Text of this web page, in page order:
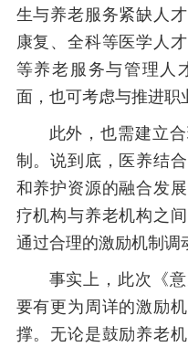
生与养老服务紧缺人
康复、全科等医学人
等养老服务与管理人
面，也可考虑与推进职
此外，也需建立
制。说到底，医养结
和养护资源的融合发
疗机构与养老机构之
通过合理的激励机制调
事实上，此次《
要有更为周详的激励
撑。无论是鼓励养老